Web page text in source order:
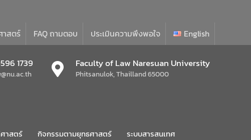
าสตร์ FAQ ถามตอบ ประเมินความพึงพอใจ English
1739 Faculty of Law Naresuan University
Phitsanulok, Thailland 65000
าสตร์ กิจกรรมตามยุทธศาสตร์ ระบบสารสนเทศ